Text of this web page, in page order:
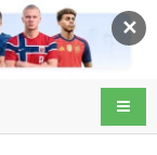
✕
导航